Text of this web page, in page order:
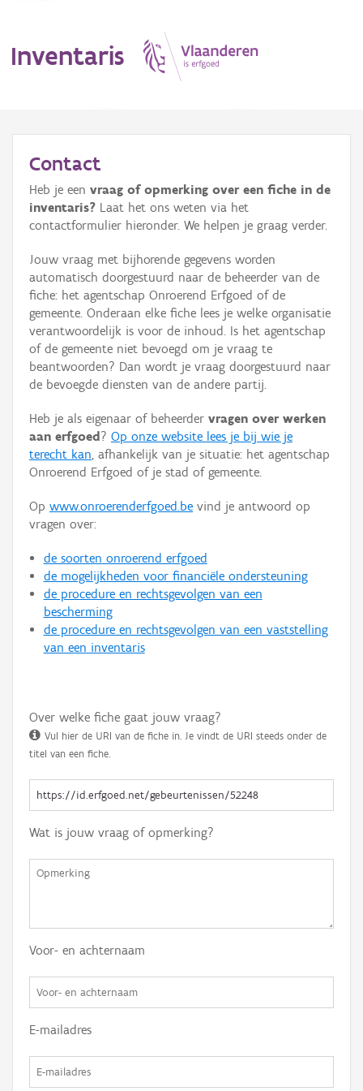
Inventaris
Erfgoedobject
Aanduidingsobject
Waarneming
Thema
Gebeurtenis
Persoon of collectief
Hergebruik
Aanmelden
Contact
Heb je een vraag of opmerking over een fiche in de
inventaris? Laat het ons weten via het
contactformulier hieronder. We helpen je graag verder.
Jouw vraag met bijhorende gegevens worden
automatisch doorgestuurd naar de beheerder van de
fiche: het agentschap Onroerend Erfgoed of de
gemeente. Onderaan elke fiche lees je welke organisatie
verantwoordelijk is voor de inhoud. Is het agentschap
of de gemeente niet bevoegd om je vraag te
beantwoorden? Dan wordt je vraag doorgestuurd naar
de bevoegde diensten van de andere partij.
Heb je als eigenaar of beheerder vragen over werken
aan erfgoed ? Op onze website lees je bij wie je
terecht kan, afhankelijk van je situatie: het agentschap
Onroerend Erfgoed of je stad of gemeente.
Op www.onroerenderfgoed.be vind je antwoord op
vragen over:
de soorten onroerend erfgoed
de mogelijkheden voor financiële ondersteuning
de procedure en rechtsgevolgen van een
bescherming
de procedure en rechtsgevolgen van een vaststelling
van een inventaris
Over welke fiche gaat jouw vraag?
Vul hier de URI van de fiche in. Je vindt de URI steeds onder de
titel van een fiche.
Wat is jouw vraag of opmerking?
Voor- en achternaam
E-mailadres